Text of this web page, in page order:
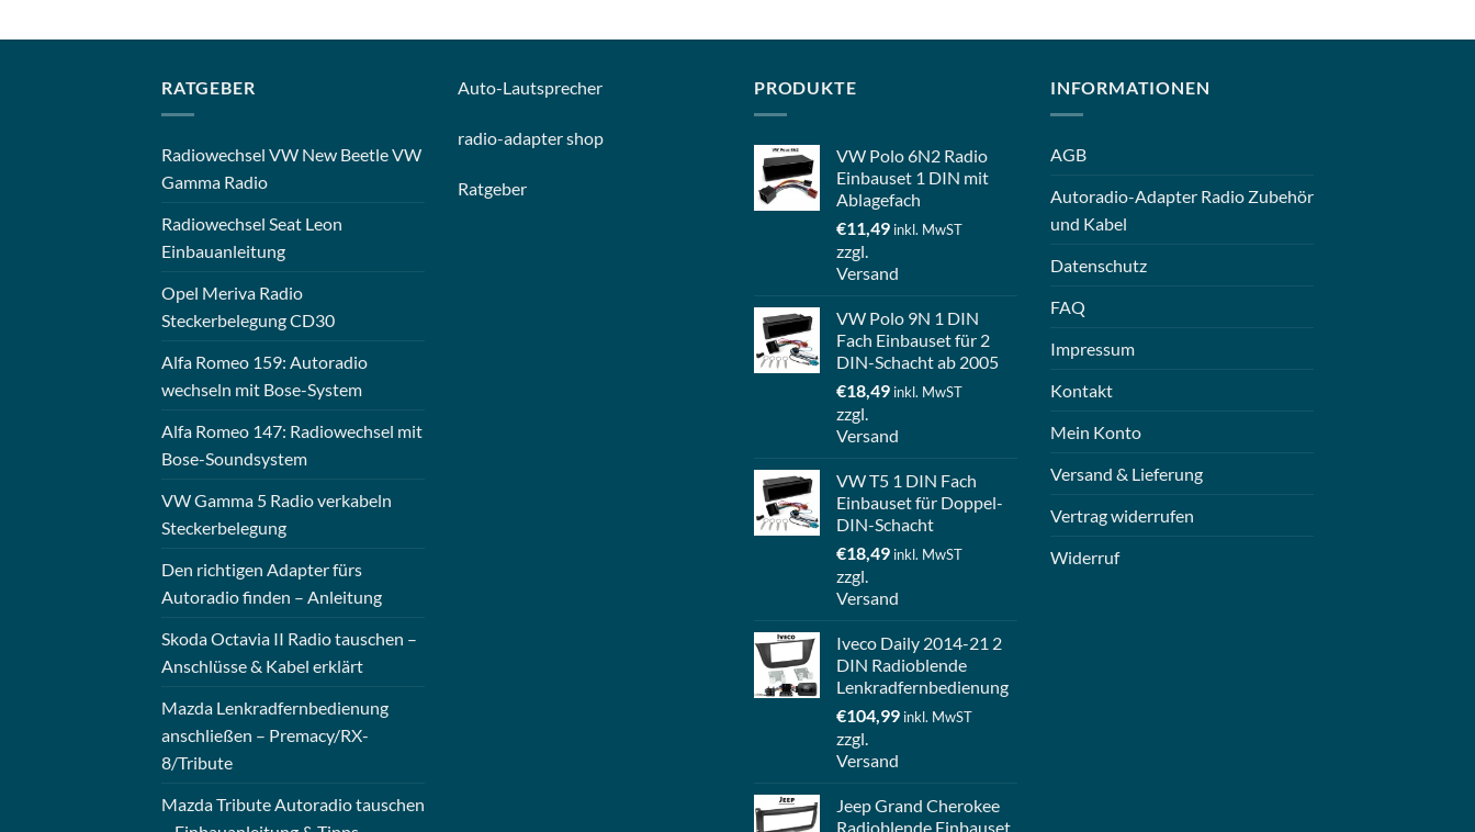
RATGEBER
Radiowechsel VW New Beetle VW
Gamma Radio
Radiowechsel Seat Leon
Einbauanleitung
Opel Meriva Radio
Steckerbelegung CD30
Alfa Romeo 159: Autoradio
wechseln mit Bose-System
Alfa Romeo 147: Radiowechsel mit
Bose-Soundsystem
VW Gamma 5 Radio verkabeln
Steckerbelegung
Den richtigen Adapter fürs
Autoradio finden – Anleitung
Skoda Octavia II Radio tauschen –
Anschlüsse & Kabel erklärt
Mazda Lenkradfernbedienung
anschließen – Premacy/RX-
8/Tribute
Mazda Tribute Autoradio tauschen
Auto-Lautsprecher
radio-adapter shop
Ratgeber
PRODUKTE
VW Polo 6N2 Radio
Einbauset 1 DIN mit
Ablagefach
€11,49 inkl. MwST
zzgl.
Versand
VW Polo 9N 1 DIN
Fach Einbauset für 2
DIN-Schacht ab 2005
€18,49 inkl. MwST
zzgl.
Versand
VW T5 1 DIN Fach
Einbauset für Doppel-
DIN-Schacht
€18,49 inkl. MwST
zzgl.
Versand
Iveco Daily 2014-21 2
DIN Radioblende
Lenkradfernbedienung
€104,99 inkl. MwST
zzgl.
Versand
Jeep Grand Cherokee
Radioblende Einbauset
INFORMATIONEN
AGB
Autoradio-Adapter Radio Zubehör
und Kabel
Datenschutz
FAQ
Impressum
Kontakt
Mein Konto
Versand & Lieferung
Vertrag widerrufen
Widerruf